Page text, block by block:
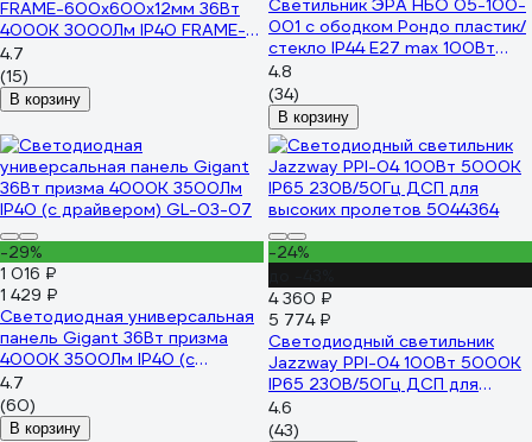
FRAME-600x600x12мм 36Вт
4000К 3000Лм IP40 FRAME-
600х600-36W-4K
4.7
(15)
В корзину
Светильник ЭРА НБО 05-100-
001 с ободком Рондо пластик/
стекло IP44 E27 max 100Вт
круглый белый Б0053071
4.8
(34)
В корзину
-29%
1 016 ₽
1 429 ₽
Светодиодная универсальная
панель Gigant 36Вт призма
4000К 3500Лм IP40 (с
драйвером) GL-03-07
4.7
(60)
В корзину
-24%
4 360 ₽
5 774 ₽
Светодиодный светильник
Jazzway PPI-04 100Вт 5000К
IP65 230В/50Гц ДСП для
высоких пролетов 5044364
4.6
(43)